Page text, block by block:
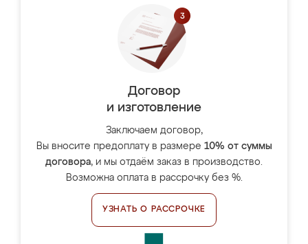
Договор
и изготовление
Заключаем договор,
Вы вносите предоплату в размере 10% от суммы
договора, и мы отдаём заказ в производство.
Возможна оплата в рассрочку без %.
УЗНАТЬ О РАССРОЧКЕ